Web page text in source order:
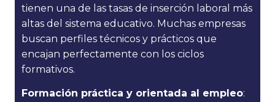
tienen una de las tasas de inserción laboral más
altas del sistema educativo. Muchas empresas
buscan perfiles técnicos y prácticos que
encajan perfectamente con los ciclos
formativos.
Formación práctica y orientada al empleo: